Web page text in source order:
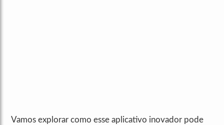
Vamos explorar como esse aplicativo inovador pode